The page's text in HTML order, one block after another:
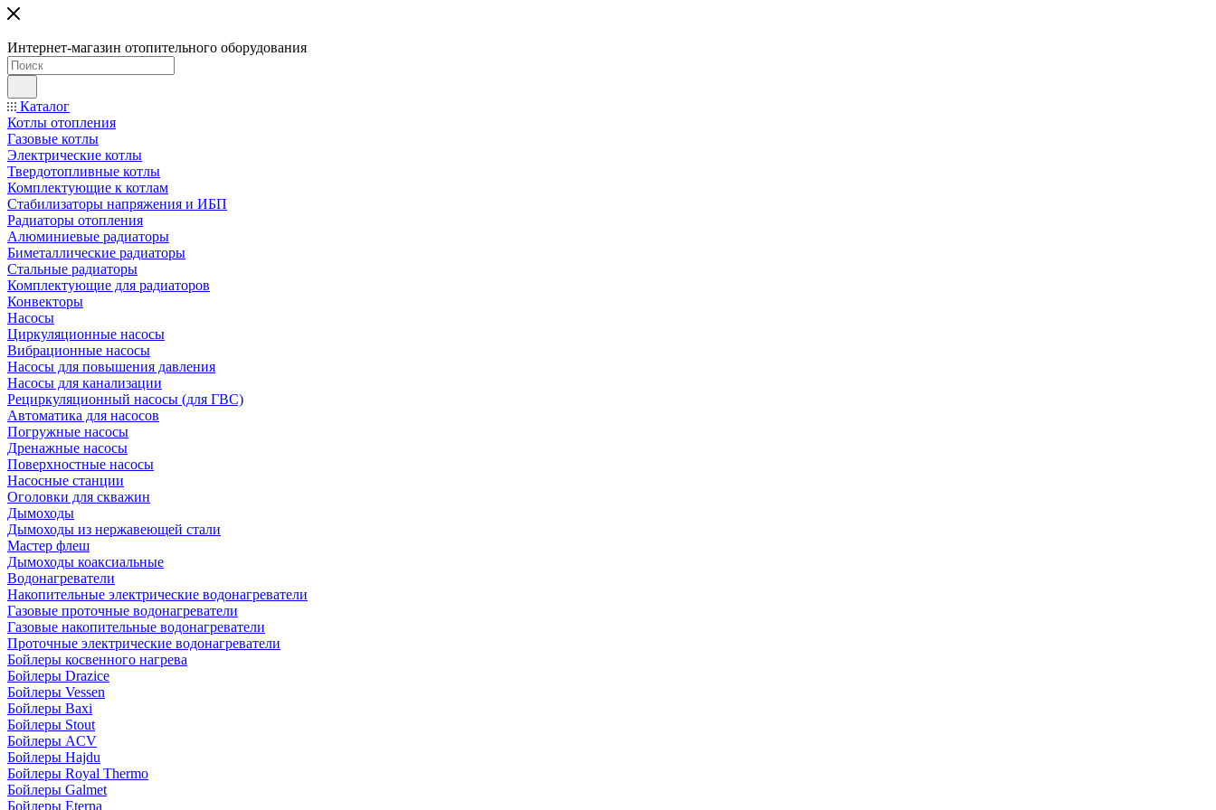
Интернет-магазин отопительного оборудования
Каталог
Котлы отопления
Газовые котлы
Электрические котлы
Твердотопливные котлы
Комплектующие к котлам
Стабилизаторы напряжения и ИБП
Радиаторы отопления
Алюминиевые радиаторы
Биметаллические радиаторы
Стальные радиаторы
Комплектующие для радиаторов
Конвекторы
Насосы
Циркуляционные насосы
Вибрационные насосы
Насосы для повышения давления
Насосы для канализации
Рециркуляционный насосы (для ГВС)
Автоматика для насосов
Погружные насосы
Дренажные насосы
Поверхностные насосы
Насосные станции
Оголовки для скважин
Дымоходы
Дымоходы из нержавеющей стали
Мастер флеш
Дымоходы коаксиальные
Водонагреватели
Накопительные электрические водонагреватели
Газовые проточные водонагреватели
Газовые накопительные водонагреватели
Проточные электрические водонагреватели
Бойлеры косвенного нагрева
Бойлеры Drazice
Бойлеры Vessen
Бойлеры Baxi
Бойлеры Stout
Бойлеры ACV
Бойлеры Hajdu
Бойлеры Royal Thermo
Бойлеры Galmet
Бойлеры Eterna